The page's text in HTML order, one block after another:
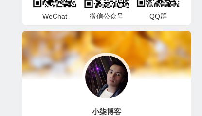
WeChat 微信公众号 QQ群
小柒博客